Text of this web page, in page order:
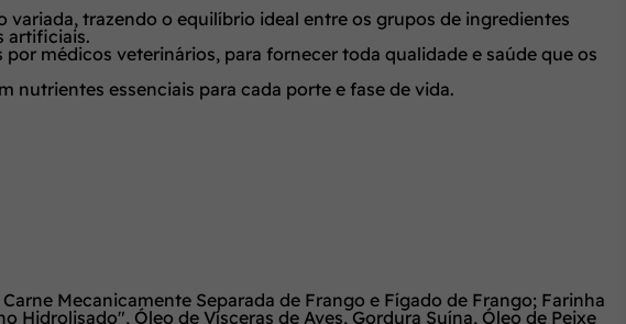
trazendo o equilíbrio ideal entre os grupos de ingredientes
artificiais.
médicos veterinários, para fornecer toda qualidade e saúde que os
nutrientes essenciais para cada porte e fase de vida.
Mecanicamente Separada de Frango e Fígado de Frango; Farinha
Hidrolisado", Óleo de Vísceras de Aves, Gordura Suína, Óleo de Peixe